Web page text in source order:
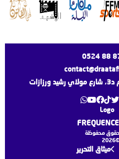
0524 88
محفوظة
©2026
ميثاق التحرير